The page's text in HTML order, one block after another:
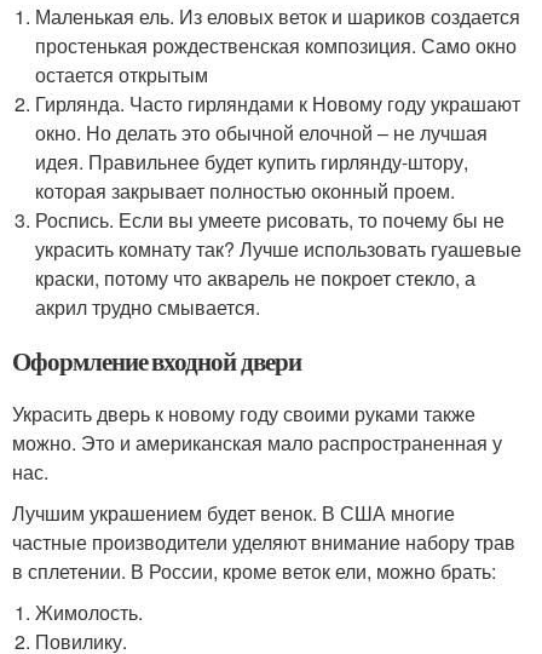
Маленькая ель. Из еловых веток и шариков создается
простенькая рождественская композиция. Само окно
остается открытым
Гирлянда. Часто гирляндами к Новому году украшают
окно. Но делать это обычной елочной – не лучшая
идея. Правильнее будет купить гирлянду-штору,
которая закрывает полностью оконный проем.
Роспись. Если вы умеете рисовать, то почему бы не
украсить комнату так? Лучше использовать гуашевые
краски, потому что акварель не покроет стекло, а
акрил трудно смывается.
Оформление входной двери
Украсить дверь к новому году своими руками также
можно. Это и американская мало распространенная у
нас.
Лучшим украшением будет венок. В США многие
частные производители уделяют внимание набору трав
в сплетении. В России, кроме веток ели, можно брать:
Жимолость.
Повилику.